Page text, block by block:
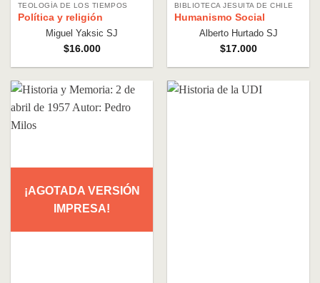
TEOLOGÍA DE LOS TIEMPOS
Política y religión
Miguel Yaksic SJ
$16.000
BIBLIOTECA JESUITA DE CHILE
Humanismo Social
Alberto Hurtado SJ
$17.000
¡AGOTADA VERSIÓN
IMPRESA!